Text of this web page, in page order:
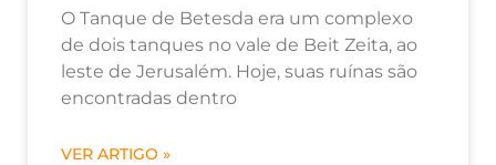
O Tanque de Betesda era um complexo
de dois tanques no vale de Beit Zeita, ao
leste de Jerusalém. Hoje, suas ruínas são
encontradas dentro
VER ARTIGO »